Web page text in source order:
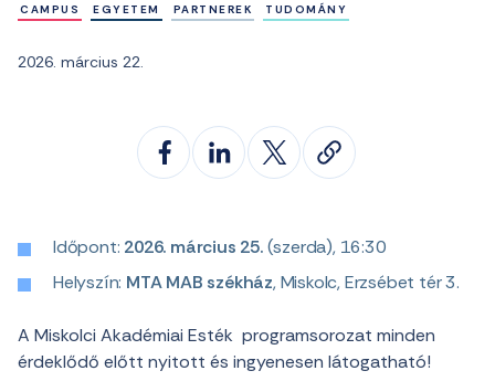
CAMPUS EGYETEM PARTNEREK TUDOMÁNY
2026. március 22.
Időpont: 2026. március 25.(szerda), 16:30
Helyszín: MTA MAB székház, Miskolc, Erzsébet tér 3.
A Miskolci Akadémiai Esték programsorozat minden
érdeklődő előtt nyitott és ingyenesen látogatható!